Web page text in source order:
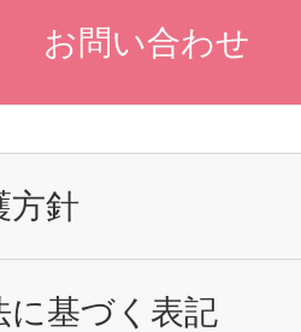
お問い合わせ
方針
に基づく表記